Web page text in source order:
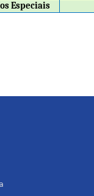
Especiais